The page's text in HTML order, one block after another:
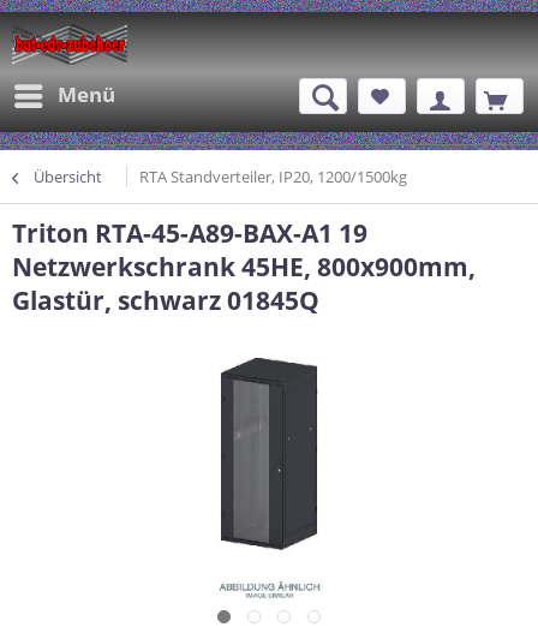
Menü
Übersicht RTA Standverteiler, IP20, 1200/1500kg
Triton RTA-45-A89-BAX-A1 19
Netzwerkschrank 45HE, 800x900mm,
Glastür, schwarz 01845Q